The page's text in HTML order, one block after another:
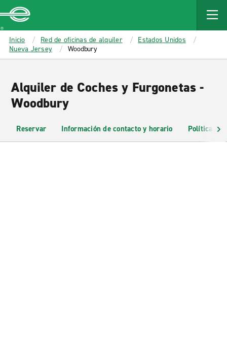
MAIN
CONTENT
Enterprise
Inicio Red de oficinas de alquiler
Estados Unidos
Nueva Jersey
Woodbury
Alquiler de Coches y Furgonetas -
Woodbury
Reservar Información de contacto y horario Políticas